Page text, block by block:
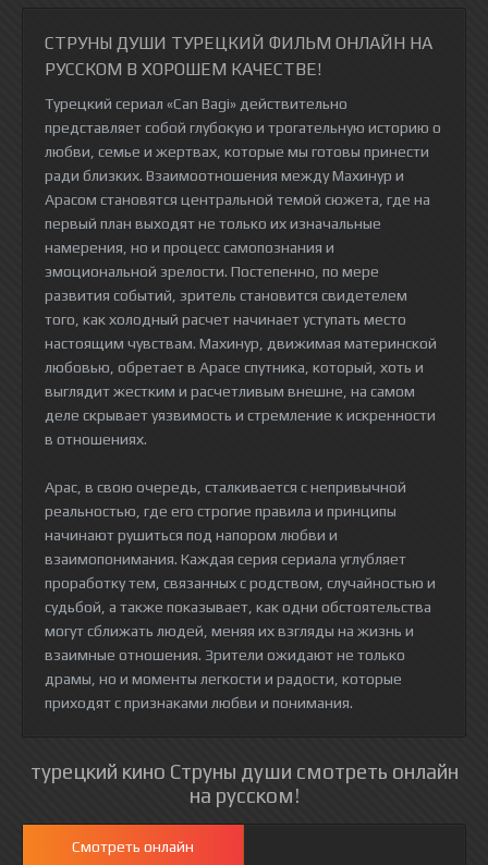
СТРУНЫ ДУШИ ТУРЕЦКИЙ ФИЛЬМ ОНЛАЙН НА
РУССКОМ В ХОРОШЕМ КАЧЕСТВЕ!
Турецкий сериал «Can Bagi» действительно
представляет собой глубокую и трогательную историю о
любви, семье и жертвах, которые мы готовы принести
ради близких. Взаимоотношения между Махинур и
Арасом становятся центральной темой сюжета, где на
первый план выходят не только их изначальные
намерения, но и процесс самопознания и
эмоциональной зрелости. Постепенно, по мере
развития событий, зритель становится свидетелем
того, как холодный расчет начинает уступать место
настоящим чувствам. Махинур, движимая материнской
любовью, обретает в Арасе спутника, который, хоть и
выглядит жестким и расчетливым внешне, на самом
деле скрывает уязвимость и стремление к искренности
в отношениях.
Арас, в свою очередь, сталкивается с непривычной
реальностью, где его строгие правила и принципы
начинают рушиться под напором любви и
взаимопонимания. Каждая серия сериала углубляет
проработку тем, связанных с родством, случайностью и
судьбой, а также показывает, как одни обстоятельства
могут сближать людей, меняя их взгляды на жизнь и
взаимные отношения. Зрители ожидают не только
драмы, но и моменты легкости и радости, которые
приходят с признаками любви и понимания.
турецкий кино Струны души смотреть онлайн
на русском!
Смотреть онлайн